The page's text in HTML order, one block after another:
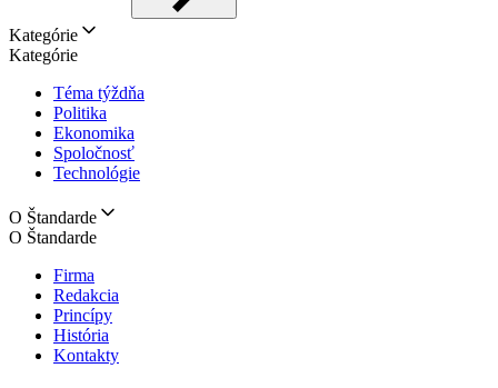
Kategórie
Kategórie
Téma týždňa
Politika
Ekonomika
Spoločnosť
Technológie
O Štandarde
O Štandarde
Firma
Redakcia
Princípy
História
Kontakty